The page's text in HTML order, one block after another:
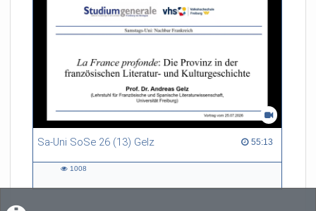
Sa-Uni SoSe 26 (13) Gelz 55:13
55:13 duration
1008